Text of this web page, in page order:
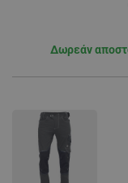
Δωρεάν